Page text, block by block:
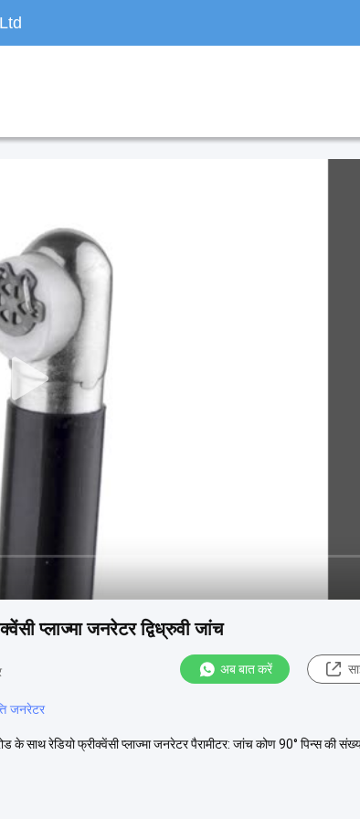
प्लाज्मा जनरेटर द्विध्रुवी जांच
अब बात करें
जनरेटर
के साथ रेडियो फ्रीक्वेंसी प्लाज्मा जनरेटर पैरामीटर: जांच कोण 90° पिन्स की